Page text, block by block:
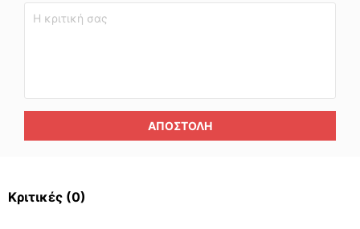
ΑΠΟΣΤΟΛΉ
Κριτικές (0)